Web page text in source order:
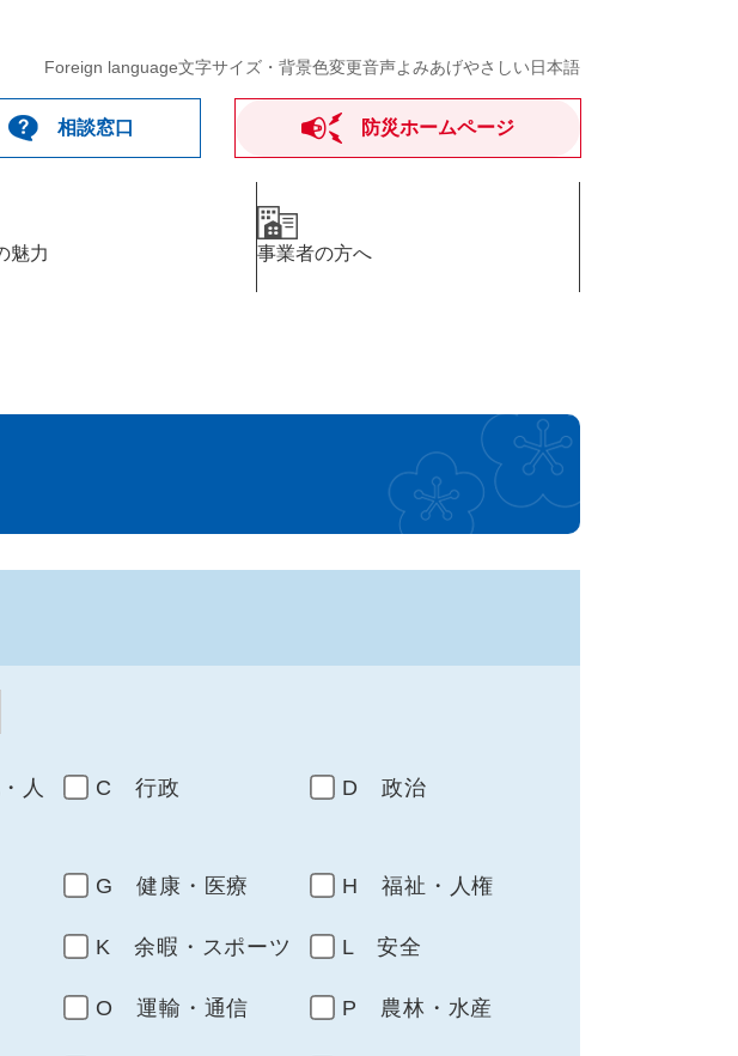
Foreign language文字サイズ・背景色変更音声よみあげやさしい日本語
相談窓口 防災ホームページ
魅力 事業者の方へ
人
C 行政 D 政治
G 健康・医療 H 福祉・人権
K 余暇・スポーツ L 安全
O 運輸・通信 P 農林・水産